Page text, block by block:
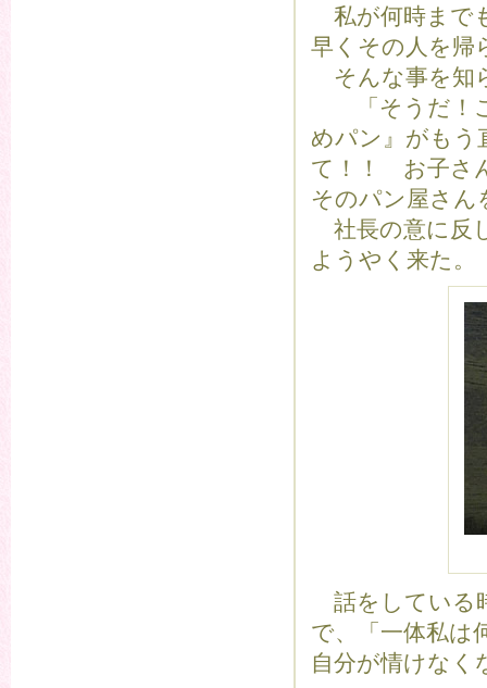
私が何時まで
早くその人を帰
そんな事を知
「そうだ！こ
めパン』がも
て！！ お子さ
そのパン屋さん
社長の意に反
ようやく来た。
話をしている
で、「一体私は
自分が情けなく